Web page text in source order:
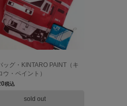
ッグ・KINTARO PAINT（キ
ウ・ペイント）
税込
sold out